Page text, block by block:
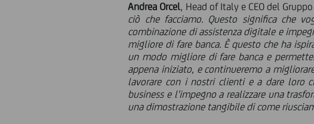
Andrea Orcel, Head of Italy e CEO del
ciò che facciamo. Questo significa che
combinazione di assistenza digitale e
migliore di fare banca. È questo che ha
un modo migliore di fare banca e
appena iniziato, e continueremo a
lavorare con i nostri clienti e a dare loro
business e l'impegno a realizzare una
una dimostrazione tangibile di come